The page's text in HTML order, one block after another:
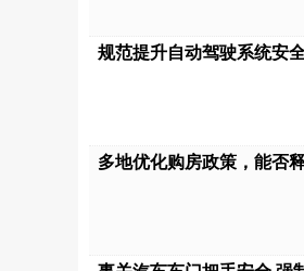
规范提升自动驾驶系统安
多地优化购房政策，能否